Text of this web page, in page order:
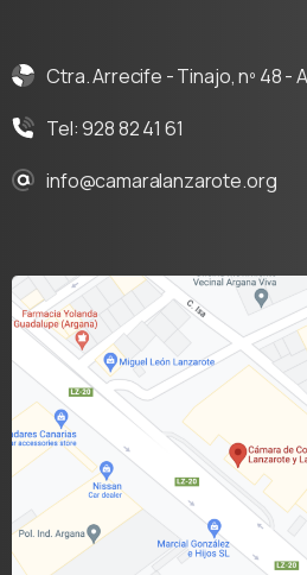
Ctra. Arrecife - Tinajo, nº 48 -
Tel: 928 82 41 61
info@camaralanzarote.org